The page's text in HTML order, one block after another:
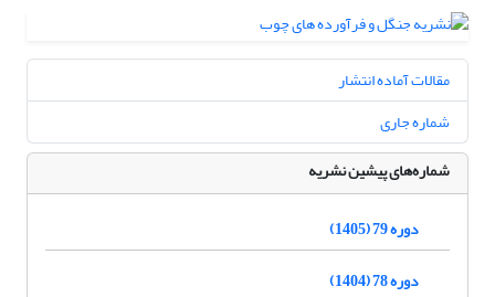
مقالات آماده انتشار
شماره جاری
شماره‌های پیشین نشریه
دوره 79 (1405)
دوره 78 (1404)